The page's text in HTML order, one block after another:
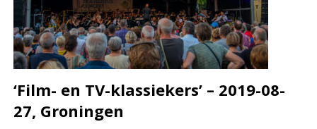
‘Film- en TV-klassiekers’ – 2019-08-
27, Groningen